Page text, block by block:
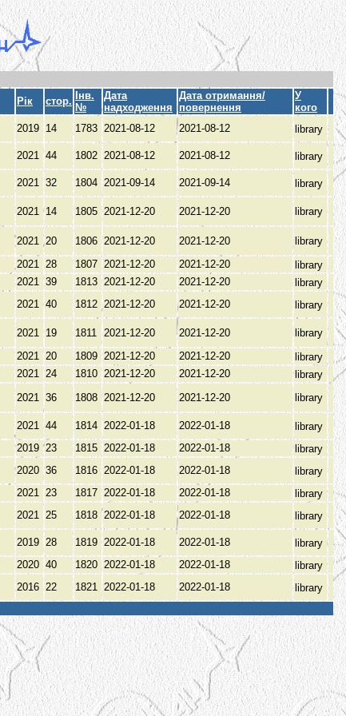
Рік стор.
Інв.
№
Дата
надходження
Дата отримання/
повернення
У
кого
2019 14 1783 2021-08-12 2021-08-12 library
2021 44 1802 2021-08-12 2021-08-12 library
2021 32 1804 2021-09-14 2021-09-14 library
2021 14 1805 2021-12-20 2021-12-20 library
2021 20 1806 2021-12-20 2021-12-20
library
2021 28 1807 2021-12-20 2021-12-20
library
2021 39 1813 2021-12-20 2021-12-20
library
2021 40 1812 2021-12-20 2021-12-20 library
2021 19 1811 2021-12-20 2021-12-20
library
2021 20 1809 2021-12-20 2021-12-20
library
2021 24 1810 2021-12-20 2021-12-20
library
2021 36 1808 2021-12-20 2021-12-20 library
2021 44 1814 2022-01-18 2022-01-18
library
2019 23 1815 2022-01-18 2022-01-18
library
2020 36 1816 2022-01-18 2022-01-18
library
2021 23 1817 2022-01-18 2022-01-18
library
2021 25 1818 2022-01-18 2022-01-18 library
2019 28 1819 2022-01-18 2022-01-18
library
2020 40 1820 2022-01-18 2022-01-18
library
2016 22 1821 2022-01-18 2022-01-18
library